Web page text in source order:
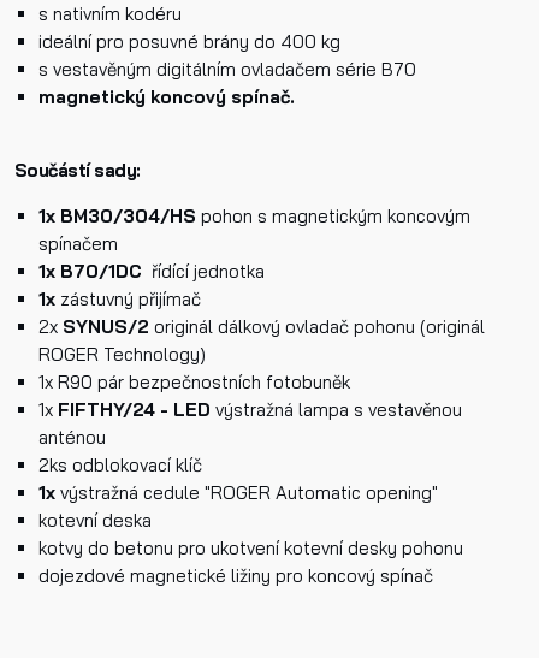
s nativním kodéru
ideální pro posuvné brány do 400 kg
s vestavěným digitálním ovladačem série B70
magnetický koncový spínač.
Součástí sady:
1x BM30/304/HS pohon s magnetickým koncovým
spínačem
1x B70/1DC řídící jednotka
1x zástuvný přijímač
2x SYNUS/2 originál dálkový ovladač pohonu (originál
ROGER Technology)
1x R90 pár bezpečnostních fotobuněk
1x FIFTHY/24 - LED výstražná lampa s vestavěnou
anténou
2ks odblokovací klíč
1x výstražná cedule "ROGER Automatic opening"
kotevní deska
kotvy do betonu pro ukotvení kotevní desky pohonu
dojezdové magnetické ližiny pro koncový spínač
Telefon
Dotaz k produktu
Přečetl/a jsem si a jsem srozuměn/a se
osobních údajů
zpracováním osobních údajů.
Odeslat